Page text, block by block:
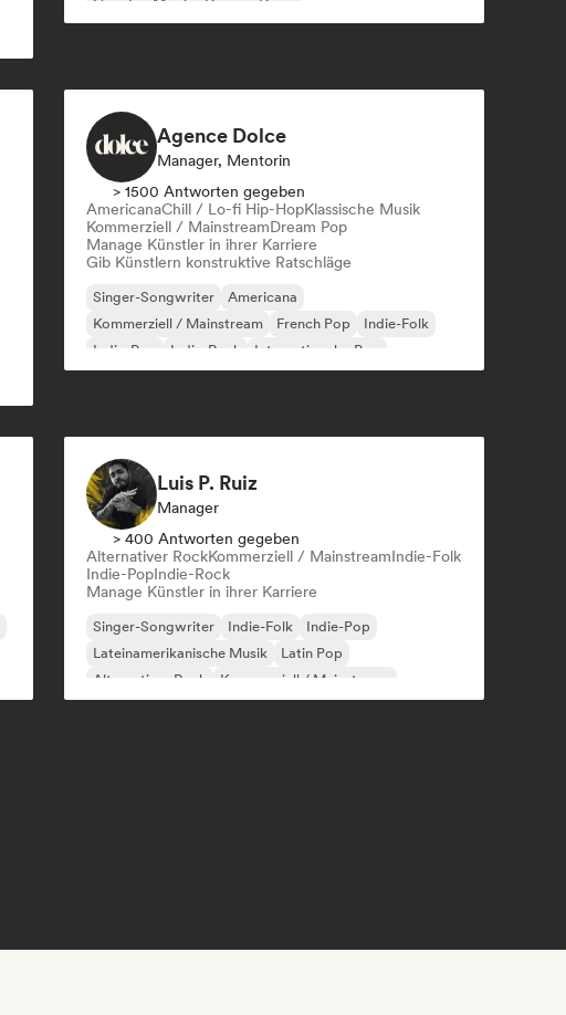
Agence Dolce
Manager, Mentorin
> 1500 Antworten gegeben
AmericanaChill / Lo-fi Hip-HopKlassische Musik
Kommerziell / MainstreamDream Pop
Manage Künstler in ihrer Karriere
Gib Künstlern konstruktive Ratschläge
Singer-Songwriter
Americana
Kommerziell / Mainstream
French Pop
Indie-Folk
Indie-Pop
Indie-Rock Internationaler Pop
Luis P. Ruiz
Manager
> 400 Antworten gegeben
Alternativer RockKommerziell / MainstreamIndie-Folk
Indie-PopIndie-Rock
Manage Künstler in ihrer Karriere
Singer-Songwriter Indie-Folk
Indie-Pop
Lateinamerikanische Musik
Latin Pop
Alternativer Rock
Kommerziell / Mainstream